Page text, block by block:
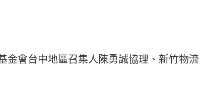
金會台中地區召集人陳勇誠協理、新竹物流